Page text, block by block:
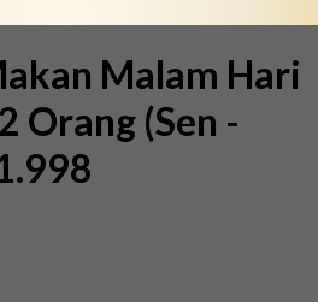
Malam Hari
Orang (Sen -